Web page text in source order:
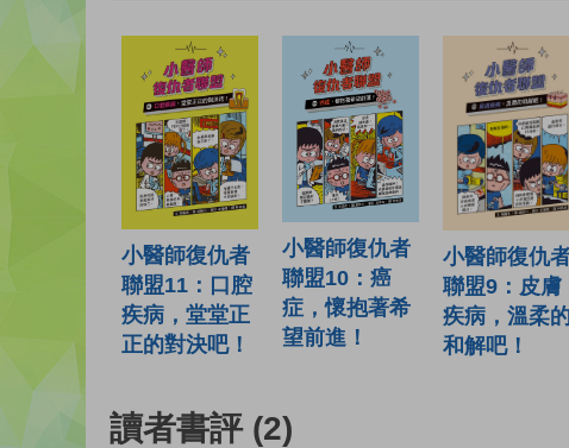
小醫師復仇者
聯盟11：口腔
疾病，堂堂正
正的對決吧！
小醫師復仇者
聯盟10：癌
症，懷抱著希
望前進！
小醫師復仇
聯盟9：皮膚
疾病，溫柔
和解吧！
讀者書評 (2)